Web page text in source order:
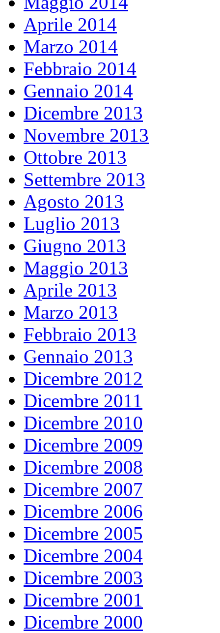
Aprile 2014
Marzo 2014
Febbraio 2014
Gennaio 2014
Dicembre 2013
Novembre 2013
Ottobre 2013
Settembre 2013
Agosto 2013
Luglio 2013
Giugno 2013
Maggio 2013
Aprile 2013
Marzo 2013
Febbraio 2013
Gennaio 2013
Dicembre 2012
Dicembre 2011
Dicembre 2010
Dicembre 2009
Dicembre 2008
Dicembre 2007
Dicembre 2006
Dicembre 2005
Dicembre 2004
Dicembre 2003
Dicembre 2001
Dicembre 2000